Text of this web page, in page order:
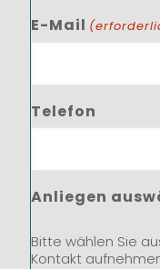
E-Mail
Telefon
Anliegen
Bitte wählen Sie
Kontakt